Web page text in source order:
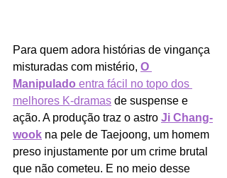
Para quem adora histórias de vingança
misturadas com mistério, O
Manipulado entra fácil no topo dos
melhores K-dramas de suspense e
ação. A produção traz o astro Ji Chang-
wook na pele de Taejoong, um homem
preso injustamente por um crime brutal
que não cometeu. E no meio desse